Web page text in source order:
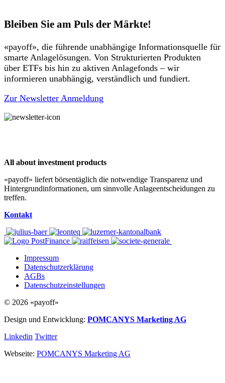
Bleiben Sie am Puls der Märkte!
«payoff», die führende unabhängige Informationsquelle für
smarte Anlagelösungen. Von Strukturierten Produkten
über ETFs bis hin zu aktiven Anlagefonds – wir
informieren unabhängig, verständlich und fundiert.
Zur Newsletter Anmeldung
All about investment products
«payoff» liefert börsentäglich die notwendige Transparenz und
Hintergrundinformationen, um sinnvolle Anlageentscheidungen zu
treffen.
Kontakt
Impressum
Datenschutzerklärung
AGBs
Datenschutzeinstellungen
© 2026 «payoff»
Design und Entwicklung: POMCANYS Marketing AG
Linkedin Twitter
Webseite: POMCANYS Marketing AG